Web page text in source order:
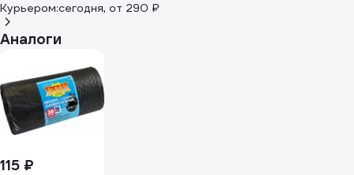
Курьером:сегодня, от 290 ₽
Аналоги
115 ₽